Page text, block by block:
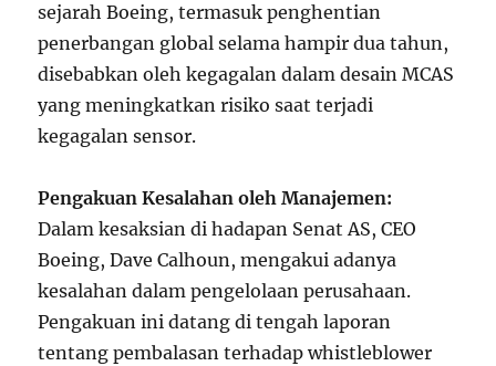
sejarah Boeing, termasuk penghentian
penerbangan global selama hampir dua tahun,
disebabkan oleh kegagalan dalam desain MCAS
yang meningkatkan risiko saat terjadi
kegagalan sensor.
Pengakuan Kesalahan oleh Manajemen:
Dalam kesaksian di hadapan Senat AS, CEO
Boeing, Dave Calhoun, mengakui adanya
kesalahan dalam pengelolaan perusahaan.
Pengakuan ini datang di tengah laporan
tentang pembalasan terhadap whistleblower